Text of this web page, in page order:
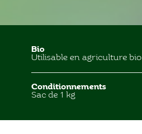
Bio
Utilisable en agriculture bio
Conditionnements
Sac de 1 kg